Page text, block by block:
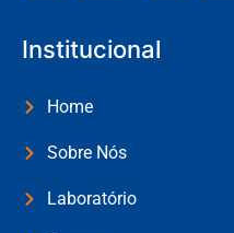
Institucional
Home
Sobre Nós
Laboratório